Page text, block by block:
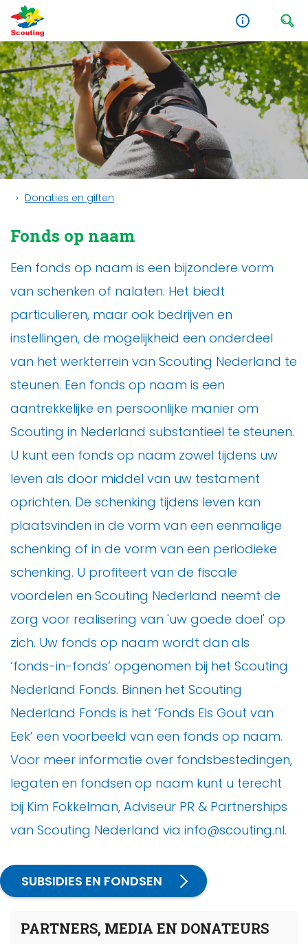
Donaties en giften
Fonds op naam
Een fonds op naam is een bijzondere vorm
van schenken of nalaten. Het biedt
particulieren, maar ook bedrijven en
instellingen, de mogelijkheid een onderdeel
van het werkterrein van Scouting Nederland te
steunen. Een fonds op naam is een
aantrekkelijke en persoonlijke manier om
Scouting in Nederland substantieel te steunen.
U kunt een fonds op naam zowel tijdens uw
leven als door middel van uw testament
oprichten. De schenking tijdens leven kan
plaatsvinden in de vorm van een eenmalige
schenking of in de vorm van een periodieke
schenking. U profiteert van de fiscale
voordelen en Scouting Nederland neemt de
zorg voor realisering van 'uw goede doel' op
zich. Uw fonds op naam wordt dan als
‘fonds-in-fonds’ opgenomen bij het Scouting
Nederland Fonds. Binnen het Scouting
Nederland Fonds is het ‘Fonds Els Gout van
Eek’ een voorbeeld van een fonds op naam.
Voor meer informatie over fondsbestedingen,
legaten en fondsen op naam kunt u terecht
bij Kim Fokkelman, Adviseur PR & Partnerships
van Scouting Nederland via info@scouting.nl.
SUBSIDIES EN FONDSEN
PARTNERS, MEDIA EN DONATEURS